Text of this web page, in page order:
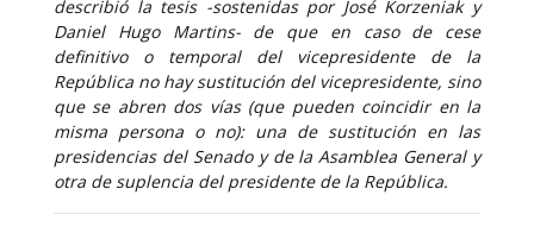
describió la tesis -sostenidas por José Korzeniak y
Daniel Hugo Martins- de que en caso de cese
definitivo o temporal del vicepresidente de la
República no hay sustitución del vicepresidente, sino
que se abren dos vías (que pueden coincidir en la
misma persona o no): una de sustitución en las
presidencias del Senado y de la Asamblea General y
otra de suplencia del presidente de la República.